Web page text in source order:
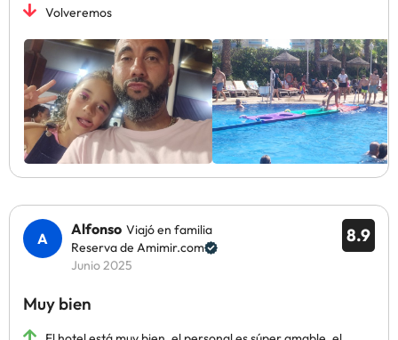
Volveremos
8.9
Alfonso Viajó en familia
Reserva de Amimir.com
Junio 2025
Muy bien